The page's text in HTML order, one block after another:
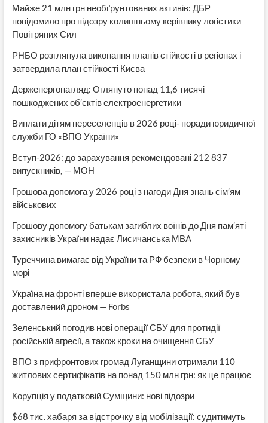
Майже 21 млн грн необґрунтованих активів: ДБР
повідомило про підозру колишньому керівнику логістики
Повітряних Сил
РНБО розглянула виконання планів стійкості в регіонах і
затвердила план стійкості Києва
Держенергонагляд: Оглянуто понад 11,6 тисячі
пошкоджених об’єктів електроенергетики
Виплати дітям переселенців в 2026 році- поради юридичної
служби ГО «ВПО України»
Вступ-2026: до зарахування рекомендовані 212 837
випускників, — МОН
Грошова допомога у 2026 році з нагоди Дня знань сім’ям
військових
Грошову допомогу батькам загиблих воїнів до Дня пам’яті
захисників України надає Лисичанська МВА
Туреччина вимагає від України та РФ безпеки в Чорному
морі
Україна на фронті вперше використала робота, який був
доставлений дроном — Forbs
Зеленський погодив нові операції СБУ для протидії
російській агресії, а також кроки на очищення СБУ
ВПО з прифронтових громад Луганщини отримали 110
житлових сертифікатів на понад 150 млн грн: як це працює
Корупція у податковій Сумщини: нові підозри
$68 тис. хабаря за відстрочку від мобілізації: судитимуть